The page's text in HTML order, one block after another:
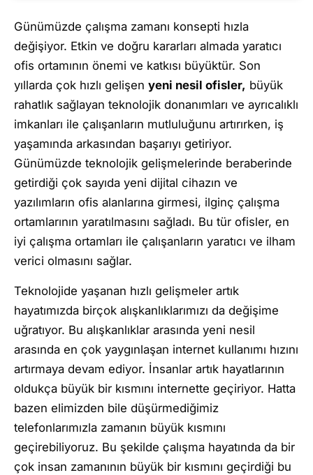
Günümüzde çalışma zamanı konsepti hızla
değişiyor. Etkin ve doğru kararları almada yaratıcı
ofis ortamının önemi ve katkısı büyüktür. Son
yıllarda çok hızlı gelişen yeni nesil ofisler, büyük
rahatlık sağlayan teknolojik donanımları ve ayrıcalıklı
imkanları ile çalışanların mutluluğunu artırırken, iş
yaşamında arkasından başarıyı getiriyor.
Günümüzde teknolojik gelişmelerinde beraberinde
getirdiği çok sayıda yeni dijital cihazın ve
yazılımların ofis alanlarına girmesi, ilginç çalışma
ortamlarının yaratılmasını sağladı. Bu tür ofisler, en
iyi çalışma ortamları ile çalışanların yaratıcı ve ilham
verici olmasını sağlar.
Teknolojide yaşanan hızlı gelişmeler artık
hayatımızda birçok alışkanlıklarımızı da değişime
uğratıyor. Bu alışkanlıklar arasında yeni nesil
arasında en çok yaygınlaşan internet kullanımı hızını
artırmaya devam ediyor. İnsanlar artık hayatlarının
oldukça büyük bir kısmını internette geçiriyor. Hatta
bazen elimizden bile düşürmediğimiz
telefonlarımızla zamanın büyük kısmını
geçirebiliyoruz. Bu şekilde çalışma hayatında da bir
çok insan zamanının büyük bir kısmını geçirdiği bu